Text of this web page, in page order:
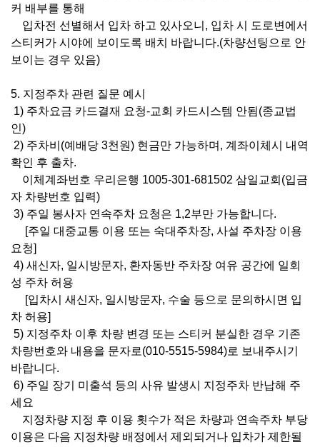
커 배부를 통해
입차전 선별해서 입차 하고 있사오니 , 입차 시 도로변에서
스티커가 시야에 보이도록 배치 바랍니다.(차량선팅으로 안
보이는 경우 있음)
5. 지정주차 관련 질문 예시
1) 주차요금 카드결재 요청-교회 카드시스템 안됨(종교법
인)
2) 주차비(예배당 3천원) 현금만 가능하며 , 계좌이체시 내역
확인 후 출차.
이체계좌번호 우리은행 1005-301-681502 삼일교회 (입금
자 차량번호 입력)
3) 주일 봉사자 연속주차 요청은 1,2부만 가능합니다.
[주일 대중교통 이용 또는 숙대주차장, 사설 주차장 이용
요청]
4) 새신자, 일시방문자, 환자동반 주차장 여유 공간에 일회
성 주차 허용
[입차시 새신자, 일시방문자, 수술 등으로 문의하시면 입
차 허용]
5) 지정주차 이후 차량 변경 또는 스티커 분실한 경우 기존
차량번호와 내용을 문자로(010-5515-5984)로 보내주시기
바랍니다.
6) 주일 장기 미출석 등의 사유 발생시 지정주차 반납해 주
세요
지정차량 지정 후 이용 횟수가 적은 차량과 연속주차 부당
이용은 다음 지정차량 배정에서 제외되거나 입차가 제한될